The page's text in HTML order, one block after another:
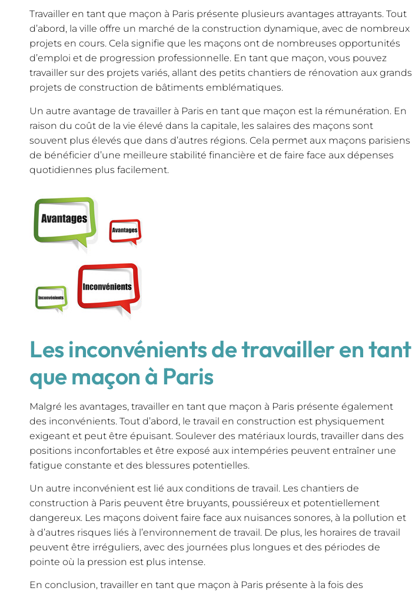
Travailler en tant que maçon à Paris présente plusieurs avantages attrayants. Tout
d’abord, la ville offre un marché de la construction dynamique, avec de nombreux
projets en cours. Cela signifie que les maçons ont de nombreuses opportunités
d’emploi et de progression professionnelle. En tant que maçon, vous pouvez
travailler sur des projets variés, allant des petits chantiers de rénovation aux grands
projets de construction de bâtiments emblématiques.
Un autre avantage de travailler à Paris en tant que maçon est la rémunération. En
raison du coût de la vie élevé dans la capitale, les salaires des maçons sont
souvent plus élevés que dans d’autres régions. Cela permet aux maçons parisiens
de bénéficier d’une meilleure stabilité financière et de faire face aux dépenses
quotidiennes plus facilement.
Les inconvénients de travailler en tant
que maçon à Paris
Malgré les avantages, travailler en tant que maçon à Paris présente également
des inconvénients. Tout d’abord, le travail en construction est physiquement
exigeant et peut être épuisant. Soulever des matériaux lourds, travailler dans des
positions inconfortables et être exposé aux intempéries peuvent entraîner une
fatigue constante et des blessures potentielles.
Un autre inconvénient est lié aux conditions de travail. Les chantiers de
construction à Paris peuvent être bruyants, poussiéreux et potentiellement
dangereux. Les maçons doivent faire face aux nuisances sonores, à la pollution et
à d’autres risques liés à l’environnement de travail. De plus, les horaires de travail
peuvent être irréguliers, avec des journées plus longues et des périodes de
pointe où la pression est plus intense.
En conclusion, travailler en tant que maçon à Paris présente à la fois des